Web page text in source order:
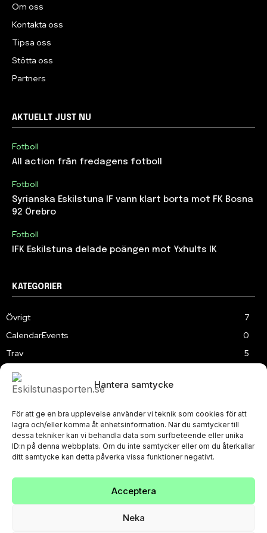
Hantera samtycke
För att ge en bra upplevelse använder vi teknik som cookies för att
lagra och/eller komma åt enhetsinformation. När du samtycker till
dessa tekniker kan vi behandla data som surfbeteende eller unika
ID:n på denna webbplats. Om du inte samtycker eller om du återkallar
ditt samtycke kan detta påverka vissa funktioner negativt.
Acceptera
Neka
Om oss
Kontakta oss
Tipsa oss
Stötta oss
Partners
AKTUELLT JUST NU
Fotboll
All action från fredagens fotboll
Fotboll
Syrianska Eskilstuna IF vann klart borta mot FK Bosna
92 Örebro
Fotboll
IFK Eskilstuna delade poängen mot Yxhults IK
KATEGORIER
Övrigt
7
CalendarEvents
0
Trav
5
TV
Samhällsprojekt
Slalom
PRIVACY POLICY
© Eskilstunasporten.se 2024-2026